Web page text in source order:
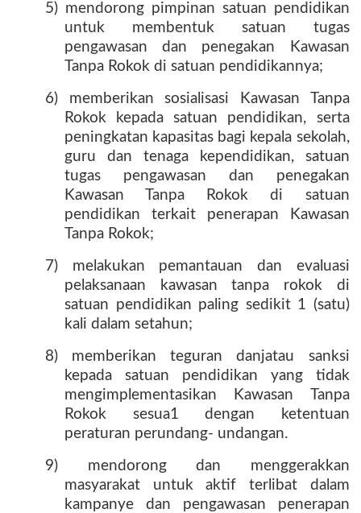
5) mendorong pimpinan satuan pendidikan
untuk membentuk satuan tugas
pengawasan dan penegakan Kawasan
Tanpa Rokok di satuan pendidikannya;
6) memberikan sosialisasi Kawasan Tanpa
Rokok kepada satuan pendidikan, serta
peningkatan kapasitas bagi kepala sekolah,
guru dan tenaga kependidikan, satuan
tugas pengawasan dan penegakan
Kawasan Tanpa Rokok di satuan
pendidikan terkait penerapan Kawasan
Tanpa Rokok;
7) melakukan pemantauan dan evaluasi
pelaksanaan kawasan tanpa rokok di
satuan pendidikan paling sedikit 1 (satu)
kali dalam setahun;
8) memberikan teguran danjatau sanksi
kepada satuan pendidikan yang tidak
mengimplementasikan Kawasan Tanpa
Rokok sesua1 dengan ketentuan
peraturan perundang- undangan.
9) mendorong dan menggerakkan
masyarakat untuk aktif terlibat dalam
kampanye dan pengawasan penerapan